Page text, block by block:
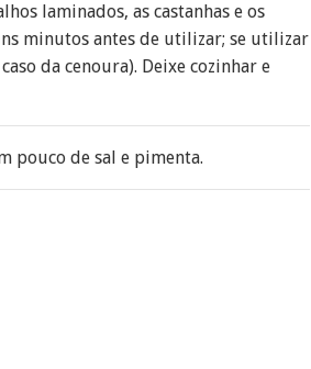
laminados, as castanhas e os
minutos antes de utilizar; se utilizar
da cenoura). Deixe cozinhar e
pouco de sal e pimenta.